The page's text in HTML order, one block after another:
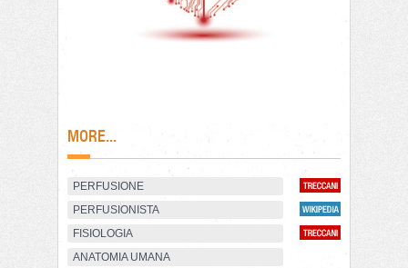
MORE...
PERFUSIONE
PERFUSIONISTA
FISIOLOGIA
ANATOMIA UMANA